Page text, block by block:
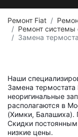
Ремонт Fiat
Ремонт системы
Замена
Наши
Замена
неоригинальные
располагаются в
(Химки, Балашиха).
Скидки
низкие цены.